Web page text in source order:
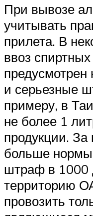
При вывозе
учитывать
прилета. В
ввоз
предусмотрен
и серьезные
примеру, в
не более 1
продукции. За
больше
штраф в 1000
территорию
провозить